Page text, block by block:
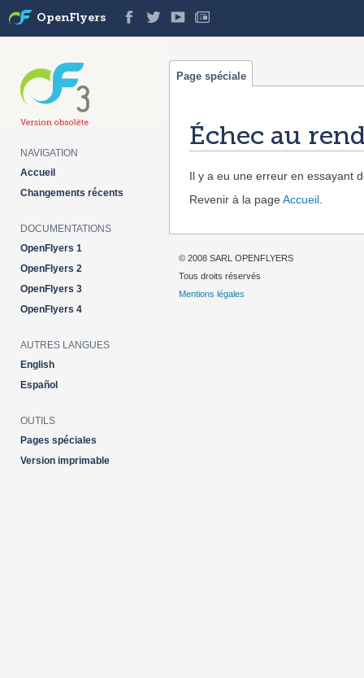
Échec au
Il y a eu une erreur en essayant
Revenir à la pageAccueil
Page spéciale
OpenFlyers
NAVIGATION
Accueil
Changements récents
DOCUMENTATIONS
OpenFlyers 1
OpenFlyers 2
OpenFlyers 3
OpenFlyers 4
AUTRES LANGUES
English
Español
OUTILS
Pages spéciales
Version imprimable
© 2008 SARL OPENFLYERS
Tous droits réservés
Mentions légales